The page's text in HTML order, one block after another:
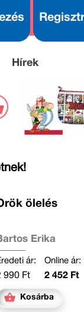
Hírek
ölelés
Erika
ár:
990 Ft
Online ár:
2 452 Ft
Kosárba